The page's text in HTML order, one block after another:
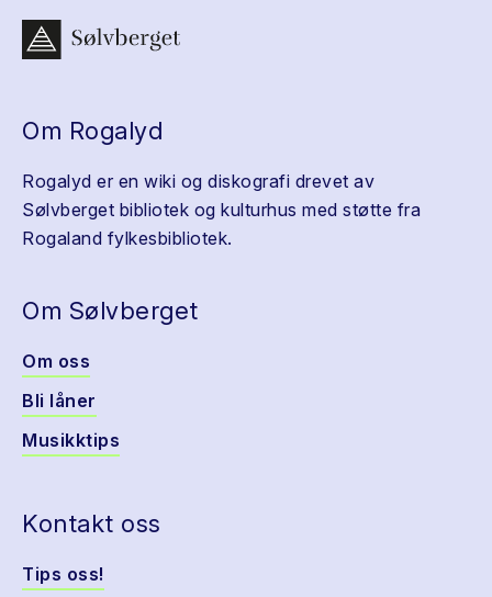
Om Rogalyd
Rogalyd er en wiki og diskografi drevet av
Sølvberget bibliotek og kulturhus med støtte fra
Rogaland fylkesbibliotek.
Om Sølvberget
Om oss
Bli låner
Musikktips
Kontakt oss
Tips oss!